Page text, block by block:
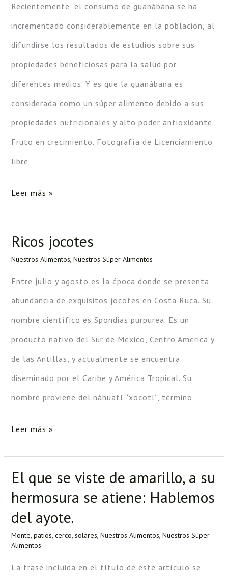
Recientemente, el consumo de guanábana se ha
incrementado considerablemente en la población, al
difundirse los resultados de estudios sobre sus
propiedades beneficiosas para la salud por
diferentes medios. Y es que la guanábana es
considerada como un súper alimento debido a sus
propiedades nutricionales y alto poder antioxidante.
Fruto en crecimiento. Fotografía de Licenciamiento
libre,
Leer más »
Ricos jocotes
Nuestros Alimentos, Nuestros Súper Alimentos
Entre julio y agosto es la época donde se presenta
abundancia de exquisitos jocotes en Costa Ruca. Su
nombre científico es Spondias purpurea. Es un
producto nativo del Sur de México, Centro América y
de las Antillas, y actualmente se encuentra
diseminado por el Caribe y América Tropical. Su
nombre proviene del náhuatl “xocotl”, término
Ricos
jocotes
Leer más »
El que se viste de amarillo, a su
hermosura se atiene: Hablemos
del ayote.
Monte, patios, cerco, solares Nuestros Alimentos Nuestros Súper
Alimentos
La frase incluida en el título de este artículo se
El
que
se
viste
amarillo,